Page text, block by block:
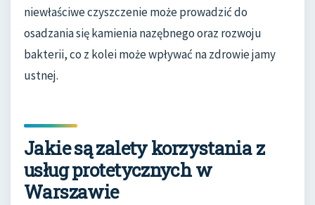
niewłaściwe czyszczenie może prowadzić do
osadzania się kamienia nazębnego oraz rozwoju
bakterii, co z kolei może wpływać na zdrowie jamy
ustnej.
Jakie są zalety korzystania z
usług protetycznych w
Warszawie